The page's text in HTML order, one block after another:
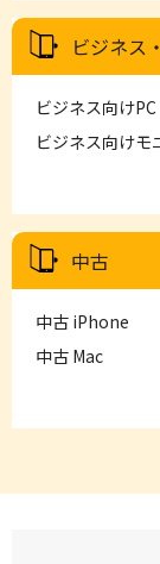
ビジネス
ビジネス向けPC
ビジネス向けモ
中古
中古 iPhone
中古 Mac